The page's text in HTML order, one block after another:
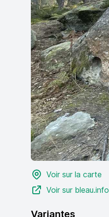
Voir sur la carte
Voir sur bleau.info
Variantes